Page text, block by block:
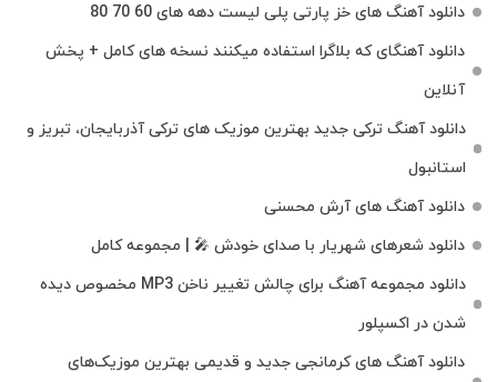
دانلود آهنگ های خز پارتی پلی لیست دهه های 60 70 80
دانلود آهنگای که بلاگرا استفاده میکنند نسخه های کامل + پخش
آنلاین
دانلود آهنگ ترکی جدید بهترین موزیک‌ های ترکی آذربایجان، تبریز و
استانبول
دانلود آهنگ های آرش محسنی
دانلود شعرهای شهریار با صدای خودش 🎤 | مجموعه کامل
دانلود مجموعه آهنگ برای چالش تغییر ناخن MP3 مخصوص دیده
شدن در اکسپلور
دانلود آهنگ‌ های کرمانجی جدید و قدیمی بهترین موزیک‌های